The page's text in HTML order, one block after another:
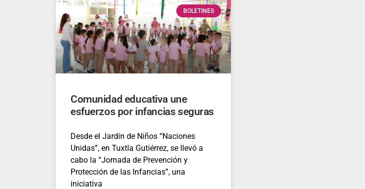
BOLETINES
Comunidad educativa une
esfuerzos por infancias seguras
Desde el Jardín de Niños “Naciones
Unidas”, en Tuxtla Gutiérrez, se llevó a
cabo la “Jornada de Prevención y
Protección de las Infancias”, una
iniciativa